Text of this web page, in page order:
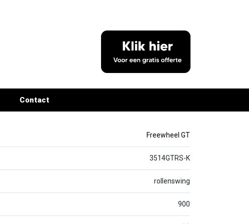
Contact
Freewheel GT
3514GTRS-K
rollenswing
900